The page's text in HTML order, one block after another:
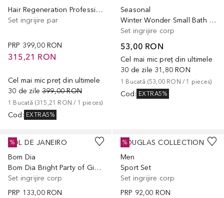
Hair Regeneration Professional Treatment Gift Set
Set ingrijire par
PRP 399,00 RON
315,21 RON
Cel mai mic preț din ultimele
30 de zile 399,00 RON
1 Bucată (315,21 RON / 1 pieces)
Cod : EXTRA5%
Seasonal
Winter Wonder Small Bath Gift Set
Set ingrijire corp
53,00 RON
Cel mai mic preț din ultimele
30 de zile 31,80 RON
1 Bucată (53,00 RON / 1 pieces)
Cod : EXTRA5%
SOL DE JANEIRO
Bom Dia
Bom Dia Bright Party of Gift Set
Set ingrijire corp
PRP 133,00 RON
%
DOUGLAS COLLECTION
Men
Sport Set
Set ingrijire corp
PRP 92,00 RON
%